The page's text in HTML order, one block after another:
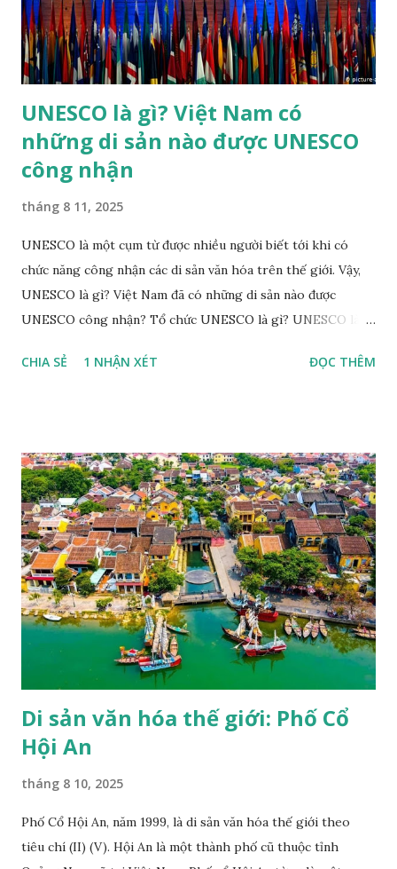
Theo đánh giá của UNESCO, "trong các thể loại nhạc cổ
truyền ở Việt Nam, chỉ có Nhã nhạc đạt tới tầm vóc quốc
gia". ...
UNESCO là gì? Việt Nam có
những di sản nào được UNESCO
công nhận
tháng 8 11, 2025
UNESCO là một cụm từ được nhiều người biết tới khi có
chức năng công nhận các di sản văn hóa trên thế giới. Vậy,
UNESCO là gì? Việt Nam đã có những di sản nào được
UNESCO công nhận? Tổ chức UNESCO là gì? UNESCO là
Liên hợp quốc (United Nations Educational Scientific and
gia về giáo dục, khoa học và văn hoá để đảm bảo sự tôn
trọng công lý, luật pháp, nhân quyền và tự do cơ bản cho tất
cả mọi người không phân biệt chủng tộc, nam nữ, ngôn ngữ,
tôn giáo" (trích Công ước thành lập UNESCO). UNESCO
hiện đã có mặt trên 191 quốc gia thành viên và trụ sở chính
đặt tại Pháp, với hơn 50 văn phòng và các trung tâm trực
thuộc đặt khắp nơi trên thế giới, một trong các dự án của
UNESCO là duy trì danh sách các di sản thế giới. Một trong
những hoạt động nổi bật của UNESCO...
CHIA SẺ 1 NHẬN XÉT ĐỌC THÊM
Di sản văn hóa thế giới: Phố Cổ
Hội An
tháng 8 10, 2025
Phố Cổ Hội An, năm 1999, là di sản văn hóa thế giới theo
tiêu chí (II) (V). Hội An là một thành phố cũ thuộc tỉnh